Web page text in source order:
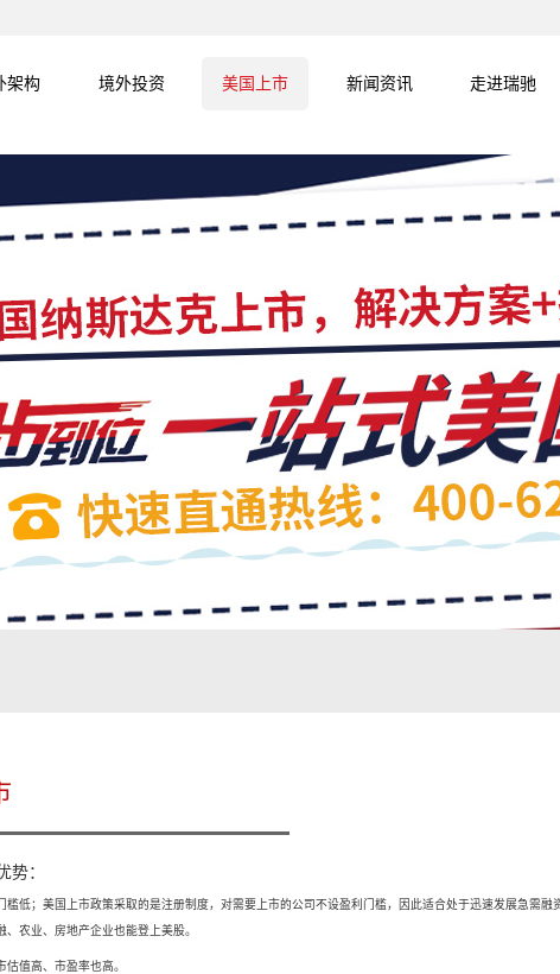
架构 境外投资 美国上市 新闻资讯 走进瑞驰
势：
槛低；美国上市政策采取的是注册制度，对需要上市的公司不设盈利门槛，因此适合处于迅速发展急需融
、农业、房地产企业也能登上美股。
估值高、市盈率也高。